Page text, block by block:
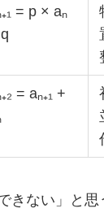
= p × aₙ
= aₙ₊₁ +
きない」と思